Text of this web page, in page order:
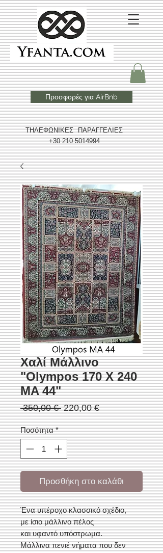
ΤΗΛΕΦΩΝΙΚΕΣ ΠΑΡΑΓΓΕΛΙΕΣ
+30 210 5014994
Προσφορές για AirBnb
Χαλί Μάλλινο
"Olympos 170 Χ 240
MA 44"
350,00 € Κανονική
τιμή
220,00 €Τιμή
Έκπτωσης
Ποσότητα *
Προσθήκη στο καλάθι
Ένα υπέροχο κλασσικό σχέδιο,
με ίσιο μάλλινο πέλος
και υφαντό υπόστρωμα.
Μάλλινα πενιέ νήματα που δεν